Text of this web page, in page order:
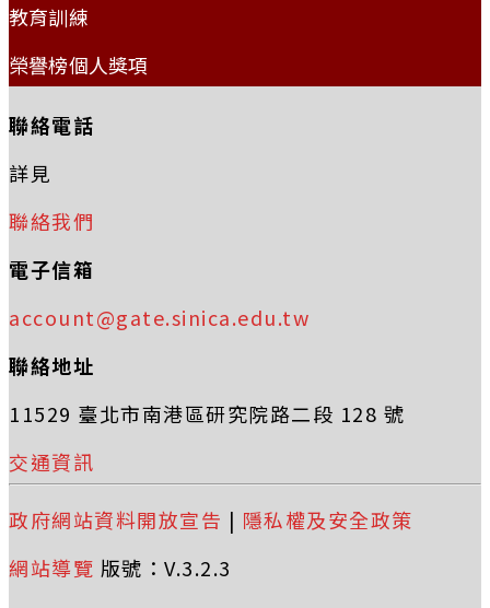
教育訓練
榮譽榜個人獎項
聯絡電話
詳見
聯絡我們
電子信箱
account@gate.sinica.edu.tw
聯絡地址
11529 臺北市南港區研究院路二段 128 號
交通資訊
政府網站資料開放宣告 | 隱私權及安全政策
網站導覽 版號：V.3.2.3